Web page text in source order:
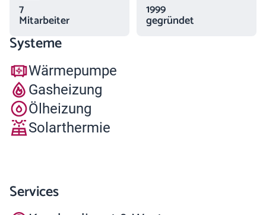
7
Mitarbeiter
1999
gegründet
Systeme
Wärmepumpe
Gasheizung
Ölheizung
Solarthermie
Services